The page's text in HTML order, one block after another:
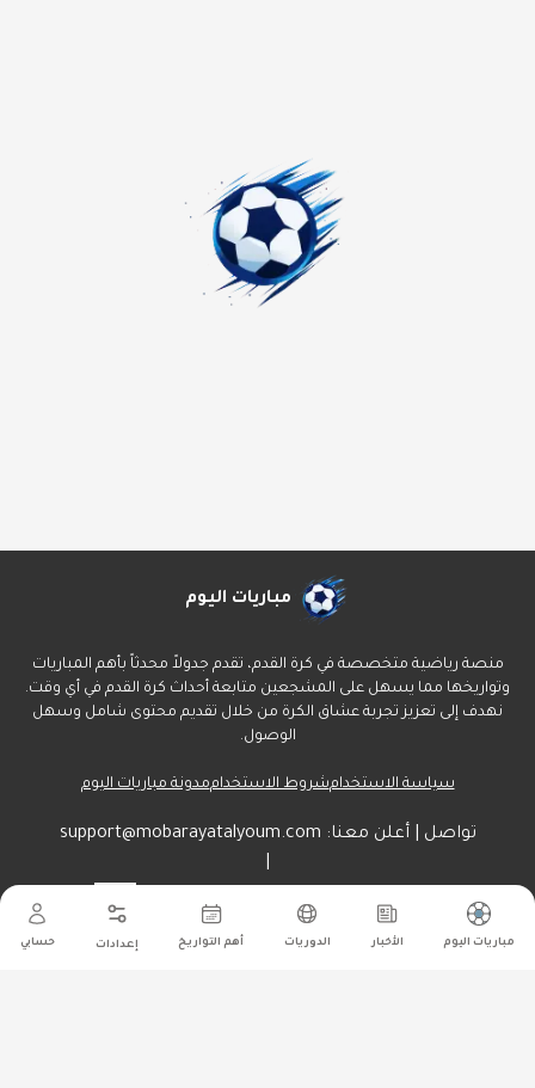
مباريات اليوم الأخبار الدوريات أهم التواريخ إعدادات حسابي
مباريات اليوم
منصة رياضية متخصصة في كرة القدم، تقدم جدولاً محدثاً بأهم المباريات
وتواريخها مما يسهل على المشجعين متابعة أحداث كرة القدم في أي وقت.
نهدف إلى تعزيز تجربة عشاق الكرة من خلال تقديم محتوى شامل وسهل
الوصول.
سياسة الاستخدامشروط الاستخداممدونة مباريات اليوم
تواصل | أعلن معنا: support@mobarayatalyoum.com